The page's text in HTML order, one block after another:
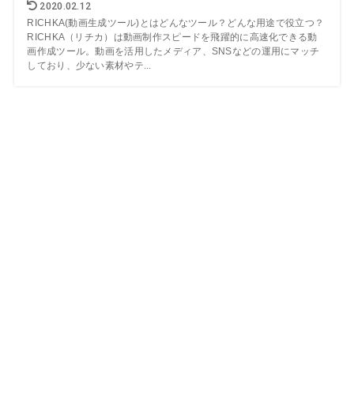
2020.02.12
RICHKA(動画生成ツール)とはどんなツール？どんな用途で役立つ？
RICHKA（リチカ）は動画制作スピードを飛躍的に高速化できる動
画作成ツール。動画を活用したメディア、SNSなどの運用にマッチ
しており、少ない素材やテ...